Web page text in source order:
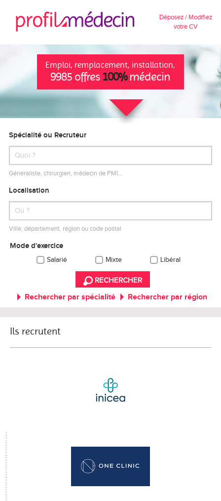
Déposez / Modifiez
votre CV
Emploi, remplacement, installation,
9985 offres 100%médecin
Spécialité ou Recruteur
Généraliste, chirurgien, médecin de PMI…
Localisation
Ville, département, région ou code postal
Mode d'exercice
Salarié Mixte Libéral
RECHERCHER
Rechercher par spécialité Rechercher par région
Ils recrutent